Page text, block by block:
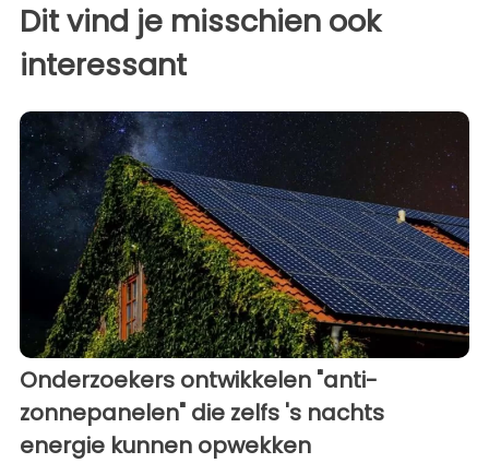
Dit vind je misschien ook
interessant
Onderzoekers ontwikkelen "anti-
zonnepanelen" die zelfs 's nachts
energie kunnen opwekken